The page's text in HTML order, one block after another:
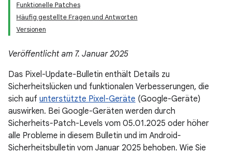
Funktionelle Patches
Häufig gestellte Fragen und Antworten
Versionen
Veröffentlicht am 7. Januar 2025
Das Pixel-Update-Bulletin enthält Details zu
Sicherheitslücken und funktionalen Verbesserungen, die
sich auf unterstützte Pixel-Geräte (Google-Geräte)
auswirken. Bei Google-Geräten werden durch
Sicherheits-Patch-Levels vom 05.01.2025 oder höher
alle Probleme in diesem Bulletin und im Android-
Sicherheitsbulletin vom Januar 2025 behoben. Wie Sie